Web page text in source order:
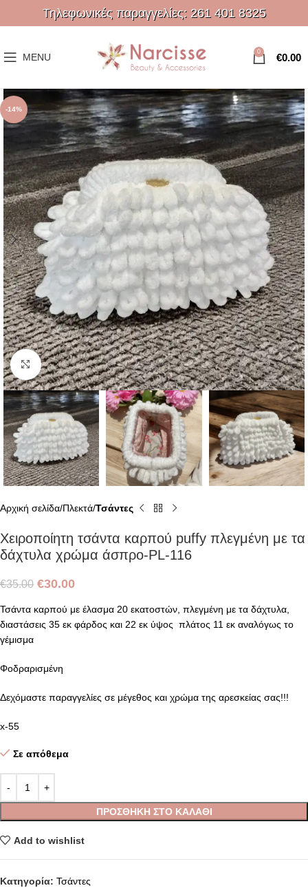
Τηλεφωνικές παραγγελίες: 261 401 8325
MENU 0 €0.00
-14%
Click to enlarge
Αρχική σελίδα Πλεκτά Τσάντες
Χειροποίητη τσάντα καρπού puffy πλεγμένη με τα
δάχτυλα χρώμα άσπρο-PL-116
€35.00 €30.00
Τσάντα καρπού με έλασμα 20 εκατοστών, πλεγμένη με τα δάχτυλα,
διαστάσεις 35 εκ φάρδος και 22 εκ ύψος πλάτος 11 εκ αναλόγως το
γέμισμα
Φοδραρισμένη
Δεχόμαστε παραγγελίες σε μέγεθος και χρώμα της αρεσκείας σας!!!
x-55
Σε απόθεμα
ΠΡΟΣΘΉΚΗ ΣΤΟ ΚΑΛΆΘΙ
Add to wishlist
Κατηγορία: Τσάντες